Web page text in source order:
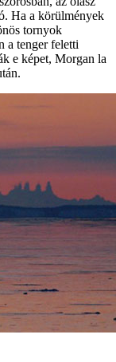
Ha a körülmények
tornyok
a tenger feletti
e képet, Morgan la